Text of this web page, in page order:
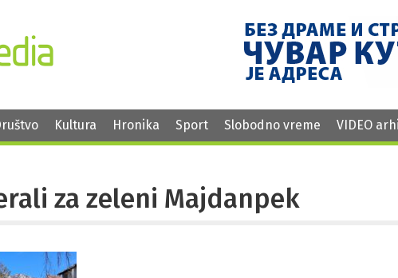
Kultura Hronika Sport Slobodno vreme VIDEO
za zeleni Majdanpek